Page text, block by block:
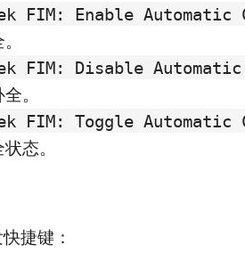
FIM: Enable Automatic
FIM: Disable
。
FIM: Toggle Automatic
态。
捷键：